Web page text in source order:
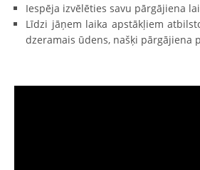
Iespēja izvēlēties savu pārgājiena
Līdzi jāņem laika apstākļiem
dzeramais ūdens, našķi pārgājiena